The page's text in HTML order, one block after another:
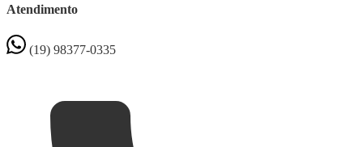
Atendimento
(19) 98377-0335